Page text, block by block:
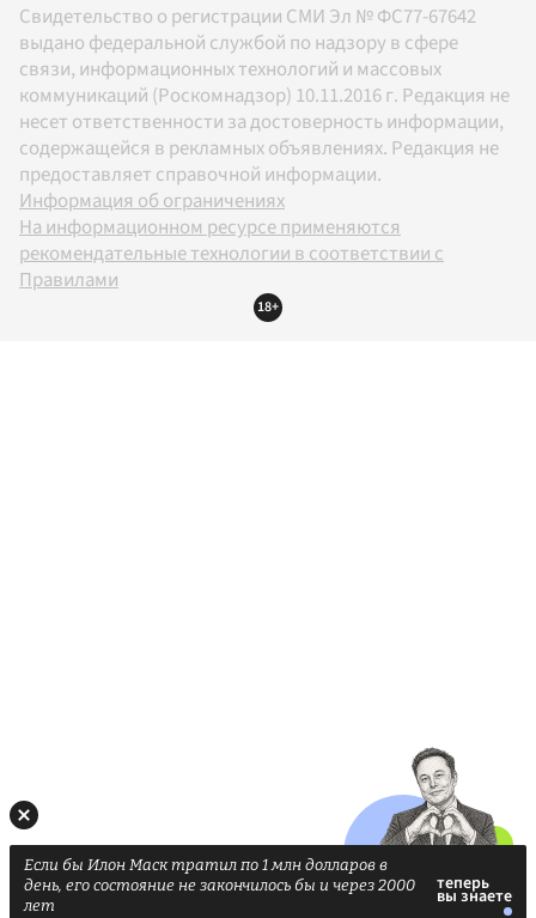
Свидетельство о регистрации СМИ Эл № ФС77-67642
выдано федеральной службой по надзору в сфере
связи, информационных технологий и массовых
коммуникаций (Роскомнадзор) 10.11.2016 г. Редакция не
несет ответственности за достоверность информации,
содержащейся в рекламных объявлениях. Редакция не
предоставляет справочной информации.
Информация об ограничениях
На информационном ресурсе применяются
рекомендательные технологии в соответствии с
Правилами
18+
Если бы Илон Маск тратил по 1 млн долларов в
день, его состояние не закончилось бы и через 2000
лет